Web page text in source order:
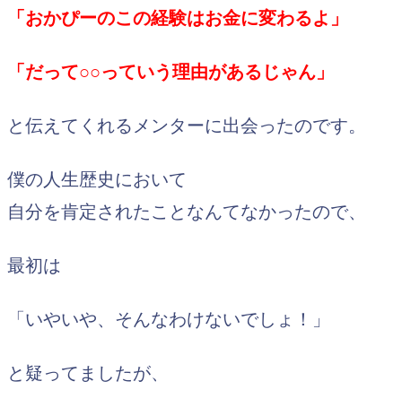
「おかぴーのこの経験はお金に変わるよ」
「だって○○っていう理由があるじゃん」
と伝えてくれるメンターに出会ったのです。
僕の人生歴史において
自分を肯定されたことなんてなかったので、
最初は
「いやいや、そんなわけないでしょ！」
と疑ってましたが、